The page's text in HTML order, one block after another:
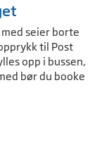
med seier borte
til Post
opp i bussen,
bør du booke